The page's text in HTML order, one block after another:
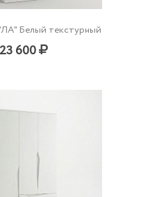
Белый текстурный
23 600